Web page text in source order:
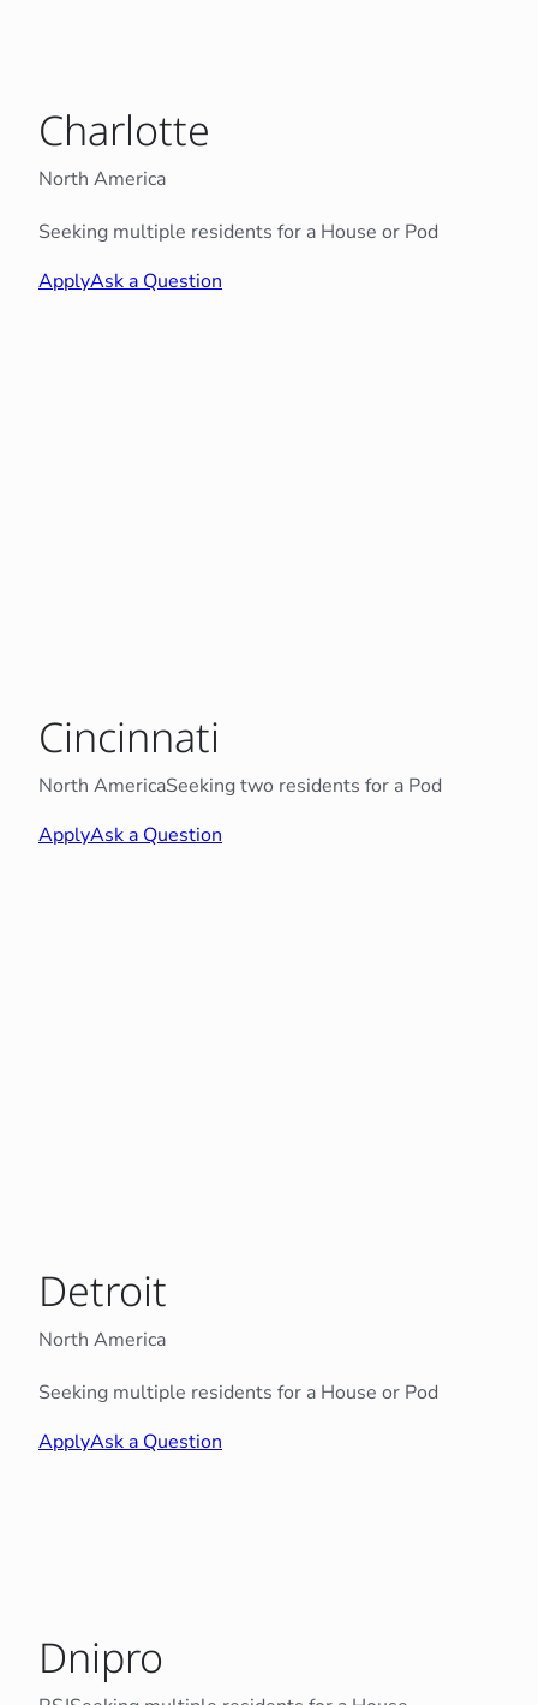
Charlotte
North America
Seeking multiple residents for a House or Pod
ApplyAsk a Question
Cincinnati
North AmericaSeeking two residents for a Pod
ApplyAsk a Question
Detroit
North America
Seeking multiple residents for a House or Pod
ApplyAsk a Question
Dnipro